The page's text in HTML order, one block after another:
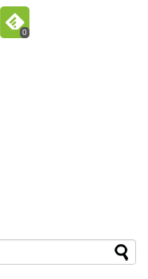
0